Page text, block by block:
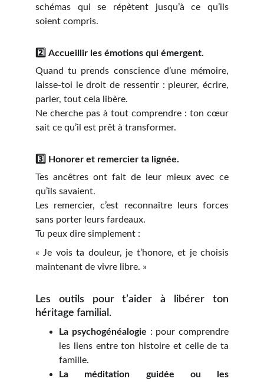
schémas qui se répètent jusqu’à ce qu’ils
soient compris.
2️⃣ Accueillir les émotions qui émergent.
Quand tu prends conscience d’une mémoire,
laisse-toi le droit de ressentir : pleurer, écrire,
parler, tout cela libère.
Ne cherche pas à tout comprendre : ton cœur
sait ce qu’il est prêt à transformer.
3️⃣
Honorer et remercier ta lignée.
Tes ancêtres ont fait de leur mieux avec ce
qu’ils savaient.
Les remercier, c’est reconnaître leurs forces
sans porter leurs fardeaux.
Tu peux dire simplement :
« Je vois ta douleur, je t’honore, et je choisis
maintenant de vivre libre. »
Les outils pour t’aider à libérer ton
héritage familial.
La psychogénéalogie : pour comprendre
les liens entre ton histoire et celle de ta
famille.
La méditation guidée ou les